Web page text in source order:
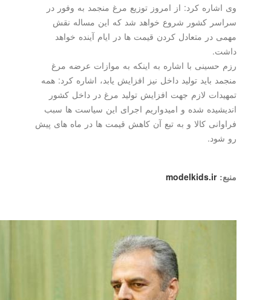
وی اشاره کرد: از امروز توزیع مرغ منجمد به وفور در
سراسر کشور شروع خواهد شد که این مساله نقش
مهمی در متعادل کردن قیمت ها در ایام آینده خواهد
رزم حسینی با اشاره به اینکه به موازات عرضه مرغ
منجمد باید تولید داخل نیز افزایش یابد، اشاره کرد: همه
تمهیدات لازم جهت افزایش تولید مرغ در داخل کشور
اندیشیده شده و امیدواریم اجرای این سیاست ها سبب
فراوانی کالا و به تبع آن کاهش قیمت ها در ماه های پیش
modelkids.ir